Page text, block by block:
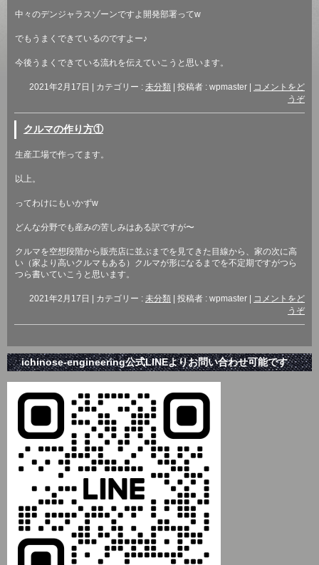
中々のデンジャラスゾーンですよ開発部署ってw
でもうまくできているのですよー♪
今後うまくできている流れを伝えていこうと思います。
2021年2月17日 | カテゴリー : 未分類 | 投稿者 : wpmaster | コメントをど
うぞ
クルマの作り方①
生産工場で作ってます。
以上。
ってわけにもいかずw
どんな分野でも産みの苦しみはある訳ですが〜
クルマを空想段階から販売店に並ぶまでを見てきた目線から、家の次に高
い（家より高いクルマもある ）クルマが形になるまでを不定期ですがつら
つら書いていこうと思います。
2021年2月17日 | カテゴリー : 未分類 | 投稿者 : wpmaster | コメントをど
うぞ
ichinose-engineering公式LINEよりお問い合わせ可能です